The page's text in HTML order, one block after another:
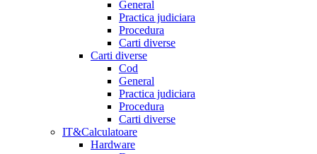
General
Practica judiciara
Procedura
Carti diverse
Carti diverse
Cod
General
Practica judiciara
Procedura
Carti diverse
IT&Calculatoare
Hardware